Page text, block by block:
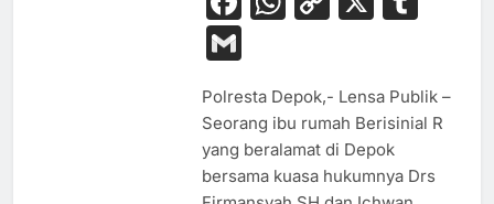
Gmail
Polresta Depok,- Lensa Publik –
Seorang ibu rumah Berisinial R
yang beralamat di Depok
bersama kuasa hukumnya Drs